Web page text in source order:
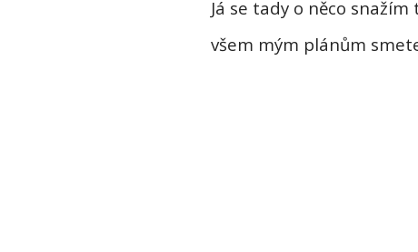
Já se tady o něco
všem mým plánům